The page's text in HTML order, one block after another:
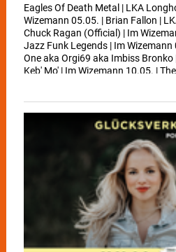
Eagles Of Death Metal | LKA
Wizemann 05.05. | Brian Fallon |
Chuck Ragan (Official) | Im
Jazz Funk Legends | Im
One aka Orgi69 aka Imbiss
Keb' Mo' | Im Wizemann 10.05. |
Turbostaat | Im Wizemann 13.05. |
Dreams Come True | Porsche-
Weigert | Im Wizemann 13.05. |
J.B.O. | LKA Longhorn 16.05. |
16.05. | annisokay | Im Wizemann
Theaterhaus 18.05. | Scooter |
Im Wizemann 20.05. | KADAVAR |
Coen | Im Wizemann 21.05. |
Moses Pelham | LKA Longhorn